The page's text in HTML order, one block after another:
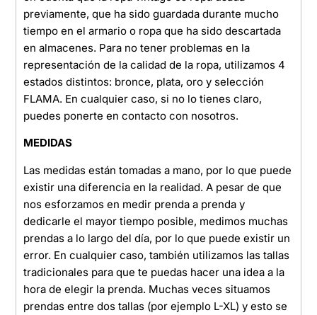
previamente, que ha sido guardada durante mucho
tiempo en el armario o ropa que ha sido descartada
en almacenes. Para no tener problemas en la
representación de la calidad de la ropa, utilizamos 4
estados distintos: bronce, plata, oro y selección
FLAMA. En cualquier caso, si no lo tienes claro,
puedes ponerte en contacto con nosotros.
MEDIDAS
Las medidas están tomadas a mano, por lo que puede
existir una diferencia en la realidad. A pesar de que
nos esforzamos en medir prenda a prenda y
dedicarle el mayor tiempo posible, medimos muchas
prendas a lo largo del día, por lo que puede existir un
error. En cualquier caso, también utilizamos las tallas
tradicionales para que te puedas hacer una idea a la
hora de elegir la prenda. Muchas veces situamos
prendas entre dos tallas (por ejemplo L-XL) y esto se